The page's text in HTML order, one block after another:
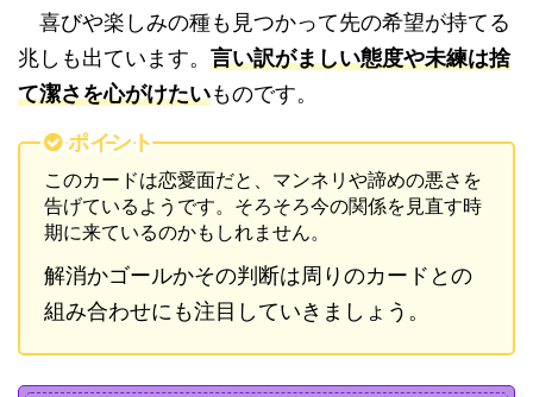
喜びや楽しみの種も見つかって先の希望が持てる
兆しも出ています。 言い訳がましい態度や未練は捨
て潔さを心がけたいものです。
ポイント
このカードは恋愛面だと、マンネリや諦めの悪さを
告げているようです。そろそろ今の関係を見直す時
期に来ているのかもしれません。
解消かゴールかその判断は周りのカードとの
組み合わせにも注目していきましょう。